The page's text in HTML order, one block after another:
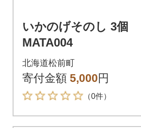
いかのげそのし 3個
MATA004
北海道松前町
寄付金額 5,000円
（0件）